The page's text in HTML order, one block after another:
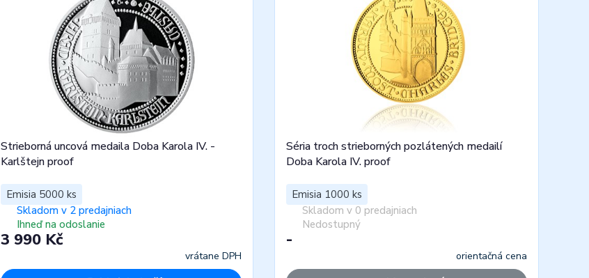
Strieborná uncová medaila Doba Karola IV. -
Karlštejn proof
Emisia 5000 ks
Skladom v 2 predajniach
Ihneď na odoslanie
3 990 Kč
vrátane DPH
Séria troch strieborných pozlátených medailí
Doba Karola IV. proof
Emisia 1000 ks
Skladom v 0 predajniach
Nedostupný
-
orientačná cena